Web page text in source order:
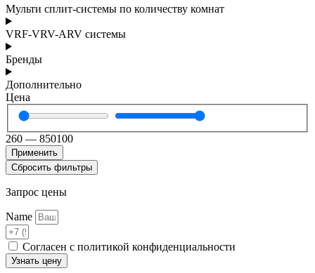
Мульти сплит-системы по количеству комнат
VRF-VRV-ARV системы
Бренды
Дополнительно
Цена
260 — 850100
Применить
Сбросить фильтры
Запрос цены
Name
Согласен с политикой конфиденциальности
Узнать цену